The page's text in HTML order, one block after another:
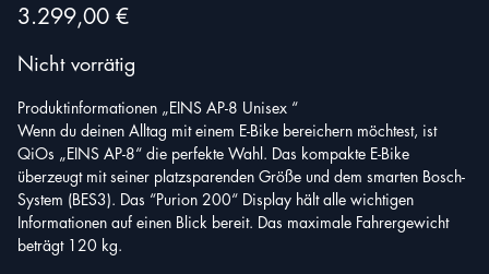
3.299,00 €
Nicht vorrätig
Produktinformationen „EINS AP-8 Unisex “
Wenn du deinen Alltag mit einem E-Bike bereichern möchtest, ist
QiOs „EINS AP-8“ die perfekte Wahl. Das kompakte E-Bike
überzeugt mit seiner platzsparenden Größe und dem smarten Bosch-
System (BES3). Das “Purion 200“ Display hält alle wichtigen
Informationen auf einen Blick bereit. Das maximale Fahrergewicht
beträgt 120 kg.